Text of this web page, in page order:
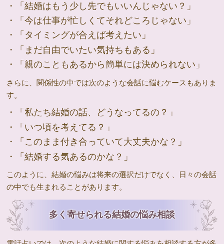
・「結婚はもう少し先でもいいんじゃない？」
・「今は仕事が忙しくてそれどころじゃない」
・「タイミングが合えば考えたい」
・「まだ自由でいたい気持ちもある」
・「親のこともあるから簡単には決められない」
さらに、関係性の中では次のような会話に悩むケースもありま
す。
・「私たち結婚の話、どうなってるの？」
・「いつ頃を考えてる？」
・「このまま付き合っていて大丈夫かな？」
・「結婚する気あるのかな？」
このように、結婚の悩みは将来の選択だけでなく、日々の会話
の中でも生まれることがあります。
多く寄せられる結婚の悩み相談